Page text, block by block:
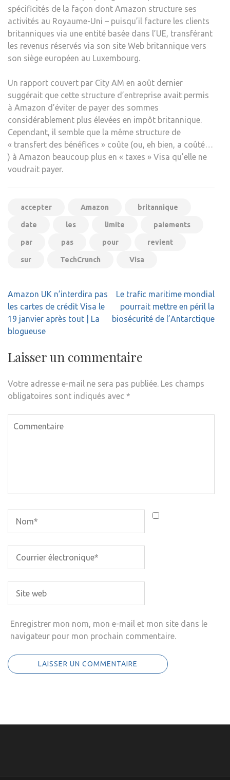
spécificités de la façon dont Amazon structure ses
activités au Royaume-Uni – puisqu’il facture les clients
britanniques via une entité basée dans l’UE, transférant
les revenus réservés via son site Web britannique vers
son siège européen au Luxembourg.
Un rapport couvert par City AM en août dernier
suggérait que cette structure d’entreprise avait permis
à Amazon d’éviter de payer des sommes
considérablement plus élevées en impôt britannique.
Cependant, il semble que la même structure de
« transfert des bénéfices » coûte (ou, eh bien, a coûté…
) à Amazon beaucoup plus en « taxes » Visa qu’elle ne
voudrait payer.
accepter Amazon britannique
date les limite paiements
par pas pour revient
sur TechCrunch Visa
Navigation
de
l’article
Amazon UK n’interdira pas
les cartes de crédit Visa le
19 janvier après tout | La
blogueuse
Le trafic maritime mondial
pourrait mettre en péril la
biosécurité de l’Antarctique
Laisser un commentaire
Votre adresse e-mail ne sera pas publiée. Les champs
obligatoires sont indiqués avec *
Enregistrer mon nom, mon e-mail et mon site dans le
navigateur pour mon prochain commentaire.